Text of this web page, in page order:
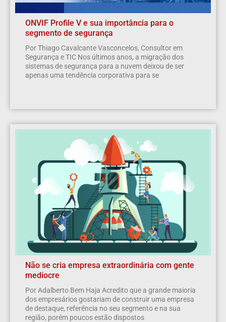
ONVIF Profile V e sua importância para o
segmento de segurança
Por Thiago Cavalcante Vasconcelos, Consultor em
Segurança e TIC Nos últimos anos, a migração dos
sistemas de segurança para a nuvem deixou de ser
apenas uma tendência corporativa para se
Não se cria empresa extraordinária com gente
medíocre
Por Adalberto Bem Haja Acredito que a grande maioria
dos empresários gostariam de construir uma empresa
de destaque, referência no seu segmento e na sua
região, porém poucos estão dispostos